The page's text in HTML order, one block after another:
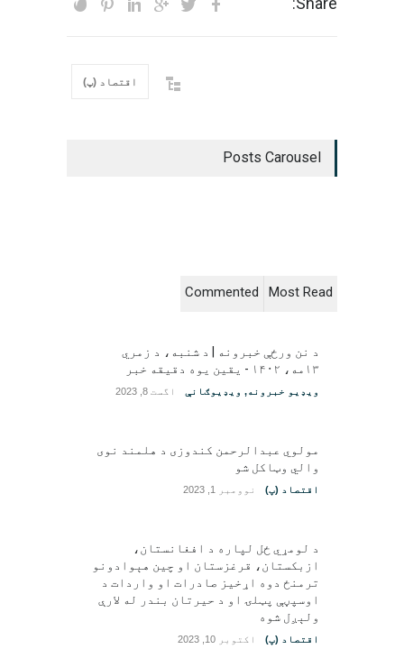
اقتصاد (پ)
Posts Carousel
Most Read
Commented
د نن ورځې خبرونه | د شنبه، د زمري
۱۳مه، ۱۴۰۲ - یقین یوه دقیقه خبر
ویډیو خبرونه, ویډیوګانې اگست 8, 2023
مولوي عبدالرحمن کندوزی د هلمند نوی
والي وټاکل شو
اقتصاد (پ) نوومبر 1, 2023
د لومړي ځل لپاره د افغانستان،
ازبکستان، قرغزستان او چین هېوادونو
ترمنځ دوه اړخیز صادرات او واردات د
اوسپڼې پټلۍ او د حیرتان بندر له لارې
ولېږل شوه
اقتصاد (پ) اکتوبر 10, 2023